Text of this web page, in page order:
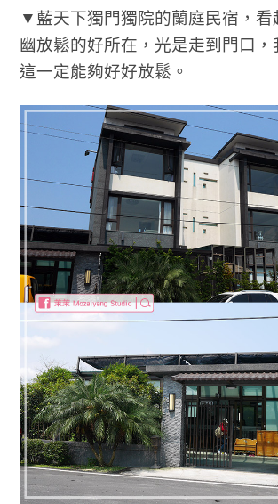
▼藍天下獨門獨院的蘭庭民宿，看
幽放鬆的好所在，光是走到門口，
這一定能夠好好放鬆。